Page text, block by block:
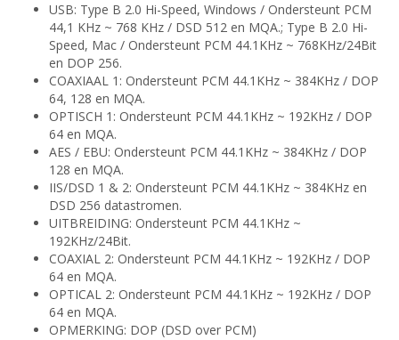
USB: Type B 2.0 Hi-Speed, Windows / Ondersteunt PCM
44,1 KHz ~ 768 KHz / DSD 512 en MQA.; Type B 2.0 Hi-
Speed, Mac / Ondersteunt PCM 44.1KHz ~ 768KHz/24Bit
en DOP 256.
COAXIAAL 1: Ondersteunt PCM 44.1KHz ~ 384KHz / DOP
64, 128 en MQA.
OPTISCH 1: Ondersteunt PCM 44.1KHz ~ 192KHz / DOP
64 en MQA.
AES / EBU: Ondersteunt PCM 44.1KHz ~ 384KHz / DOP
128 en MQA.
IIS/DSD 1 & 2: Ondersteunt PCM 44.1KHz ~ 384KHz en
DSD 256 datastromen.
UITBREIDING: Ondersteunt PCM 44.1KHz ~
192KHz/24Bit.
COAXIAL 2: Ondersteunt PCM 44.1KHz ~ 192KHz / DOP
64 en MQA.
OPTICAL 2: Ondersteunt PCM 44.1KHz ~ 192KHz / DOP
64 en MQA.
OPMERKING: DOP (DSD over PCM)